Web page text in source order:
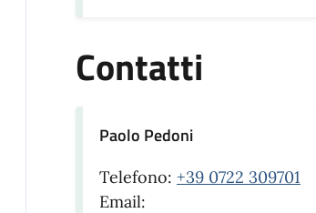
Contatti
Paolo Pedoni
Telefono: +39 0722 309701
Email: